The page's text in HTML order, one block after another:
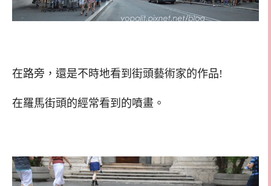
在路旁，還是不時地看到街頭藝術家的作品!
在羅馬街頭的經常看到的噴畫。